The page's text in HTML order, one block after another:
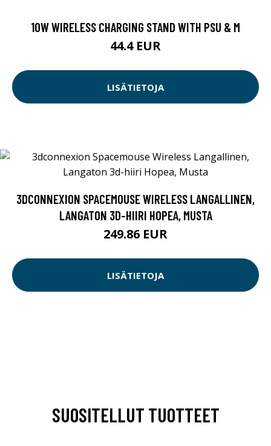
10W WIRELESS CHARGING STAND WITH PSU & M
44.4 EUR
LISÄTIETOJA
3DCONNEXION SPACEMOUSE WIRELESS LANGALLINEN,
LANGATON 3D-HIIRI HOPEA, MUSTA
249.86 EUR
LISÄTIETOJA
SUOSITELLUT TUOTTEET